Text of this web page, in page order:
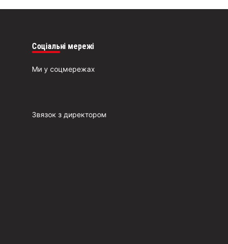
Соціальні мережі
Ми у соцмережах
Звязок з директором